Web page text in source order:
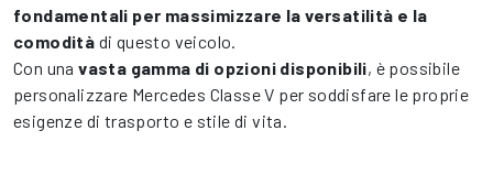
fondamentali per massimizzare la versatilità e la
comodità di questo veicolo.
Con unavasta gamma di opzioni disponibili, è possibile
personalizzare Mercedes Classe V per soddisfare le proprie
esigenze di trasporto e stile di vita.